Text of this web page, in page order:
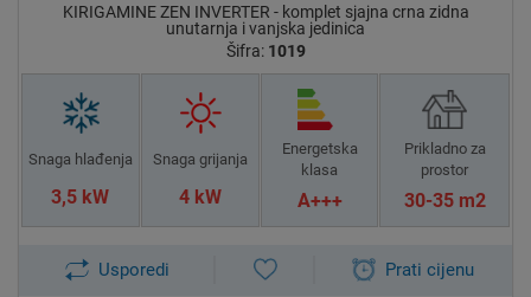
KIRIGAMINE ZEN INVERTER - komplet sjajna crna zidna
unutarnja i vanjska jedinica
Šifra: 1019
Snaga hlađenja
3,5 kW
Snaga grijanja
4 kW
Energetska
klasa
A+++
Prikladno za
prostor
30-35 m2
Usporedi Prati cijenu